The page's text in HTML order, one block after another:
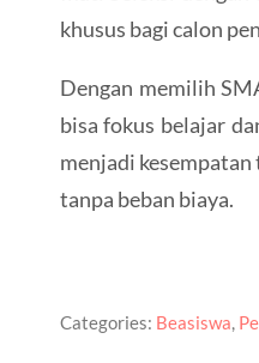
khusus bagi calon
Dengan memilih
bisa fokus belajar
menjadi
tanpa beban biaya.
Categories: Beasiswa,